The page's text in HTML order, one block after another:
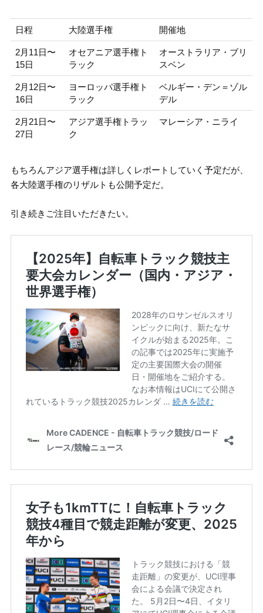
日程 大陸選手権 開催地
2月11日〜
15日
オセアニア選手権ト
ラック
オーストラリア・ブリ
スベン
2月12日〜
16日
ヨーロッパ選手権ト
ラック
ベルギー・デン＝ゾル
デル
2月21日〜
27日
アジア選手権トラッ
ク
マレーシア・ニライ
もちろんアジア選手権は詳しくレポートしていく予定だが、
各大陸選手権のリザルトも公開予定だ。
引き続きご注目いただきたい。